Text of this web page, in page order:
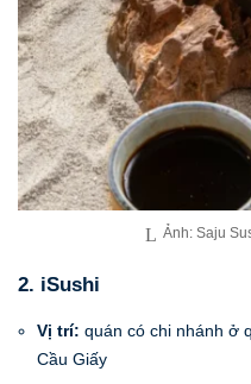
Ảnh: Saju
2. iSushi
Vị trí: quán có chi nhánh ở
Cầu Giấy